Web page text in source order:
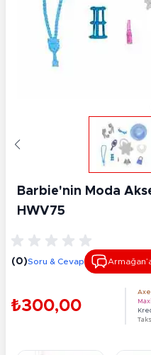
Barbie'nin Moda
HWV75
(0)Soru & Cevap
₺300,00